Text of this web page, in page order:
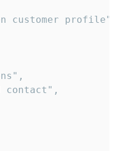
customer
contact",